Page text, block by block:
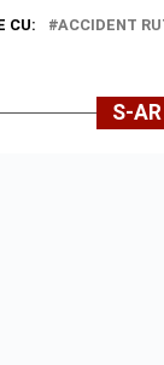
CU: ACCIDENT
S-